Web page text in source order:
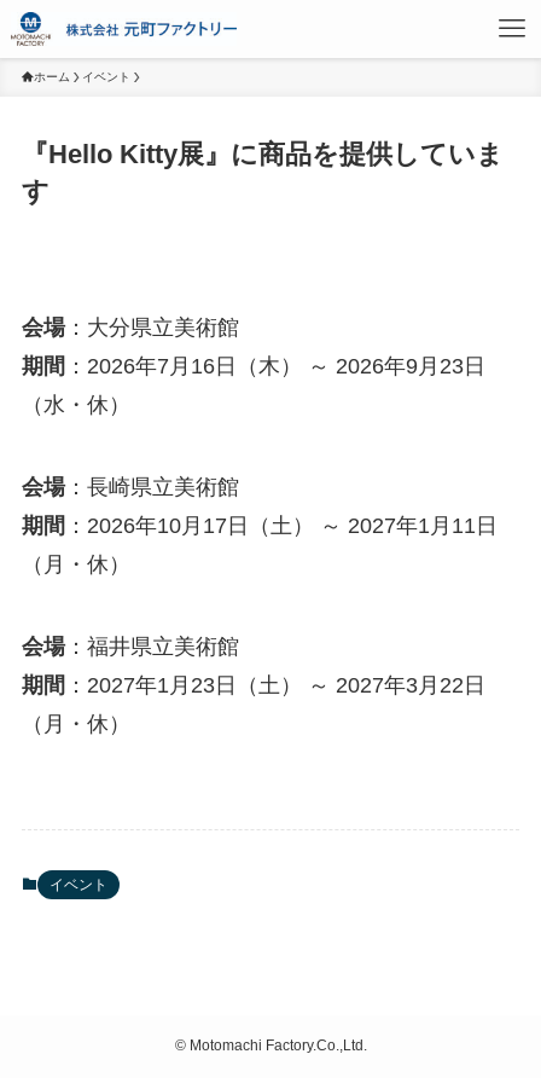
ホーム イベント
『Hello Kitty展』に商品を提供していま
す
会場：大分県立美術館
期間 ：2026年7月16日（木） ～ 2026年9月23日
（水・休）
会場：長崎県立美術館
期間 ：2026年10月17日（土） ～ 2027年1月11日
（月・休）
会場：福井県立美術館
期間 ：2027年1月23日（土） ～ 2027年3月22日
（月・休）
イベント
©Motomachi Factory.Co.,Ltd.